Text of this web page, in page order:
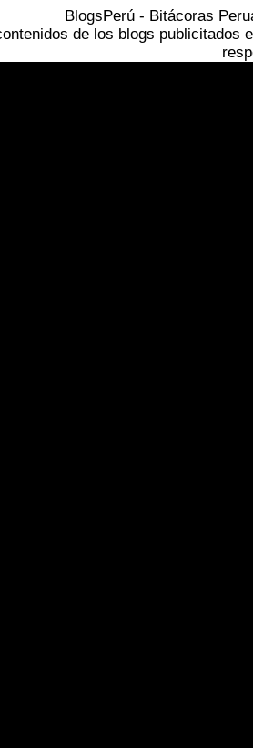
BlogsPerú - Bitácoras
de los blogs publicitados